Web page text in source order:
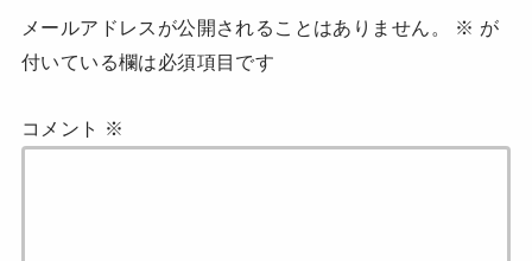
メールアドレスが公開されることはありません。 ※ が
付いている欄は必須項目です
コメント ※